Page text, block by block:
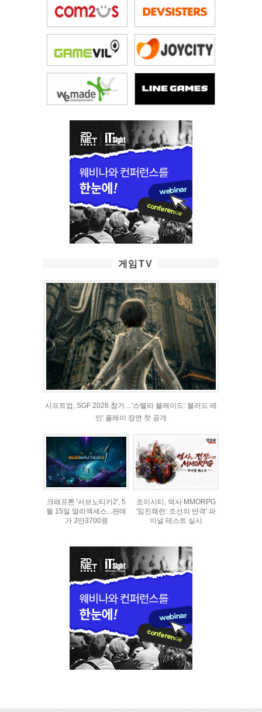
게임TV
시프트업, SGF 2026 참가…'스텔라 블레이드: 블러드 레
인' 플레이 장면 첫 공개
크래프톤 '서브노티카2', 5
월 15일 얼리액세스...판매
가 3만3700원
조이시티, 역사 MMORPG
'임진왜란: 조선의 반격' 파
이널 테스트 실시